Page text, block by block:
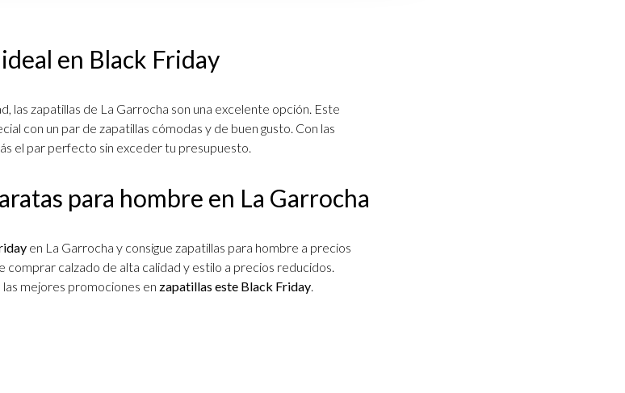
en Black Friday
las zapatillas de La Garrocha son una excelente opción. Este
con un par de zapatillas cómodas y de buen gusto. Con las
el par perfecto sin exceder tu presupuesto.
para hombre en La Garrocha
en La Garrocha y consigue zapatillas para hombre a precios
calzado de alta calidad y estilo a precios reducidos.
mejores promociones en zapatillas este Black Friday.